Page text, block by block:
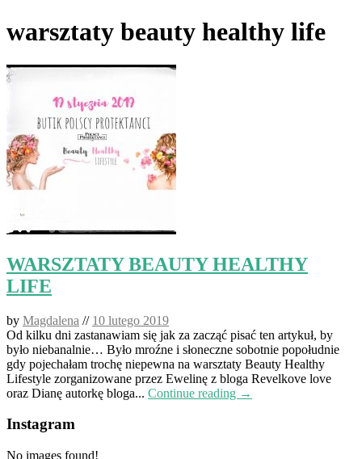
warsztaty beauty healthy life
WARSZTATY BEAUTY HEALTHY
LIFE
by Magdalena // 10 lutego 2019
Od kilku dni zastanawiam się jak za zacząć pisać ten artykuł, by
było niebanalnie… Było mroźne i słoneczne sobotnie popołudnie
gdy pojechałam trochę niepewna na warsztaty Beauty Healthy
Lifestyle zorganizowane przez Ewelinę z bloga Revelkove love
oraz Dianę autorkę bloga... Continue reading →
Instagram
No images found!